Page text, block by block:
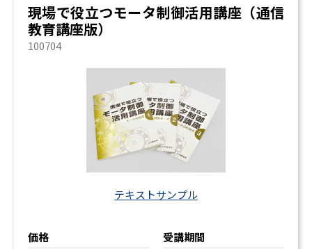
現場で役立つモータ制御活用講座（通信
教育講座版）
100704
テキストサンプル
価格 受講期間